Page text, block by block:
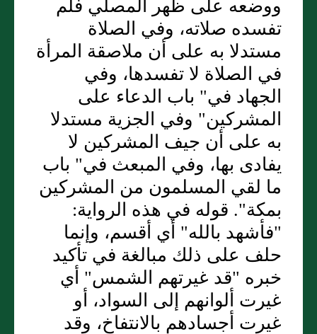
ووضعه على ظهر المصلي فلم
تفسده صلاته، وفي الصلاة
مستدلا به على أن ملاصقة المرأة
في الصلاة لا تفسدها، وفي
الجهاد في" باب الدعاء على
المشركين" وفي الجزية مستدلا
به على أن جيف المشركين لا
يفادى بها، وفي المبعث في" باب
ما لقي المسلمون من المشركين
بمكة". قوله في هذه الرواية:
"فأشهد بالله" أي أقسم، وإنما
حلف على ذلك مبالغة في تأكيد
خبره "قد غيرتهم الشمس" أي
غيرت ألوانهم إلى السواد، أو
غيرت أجسادهم بالانتفاخ، وقد